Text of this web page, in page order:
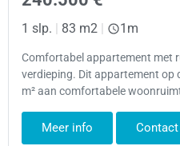
1 slp. | 83 m2 | 1m
Comfortabel appartement met
verdieping. Dit appartement op
m² aan comfortabele
Meer info Contact